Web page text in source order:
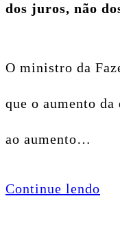
dos juros, não
O ministro da
que o aumento
ao aumento…
Continue lendo